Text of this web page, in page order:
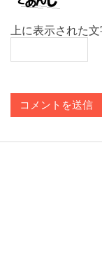
上に表示された